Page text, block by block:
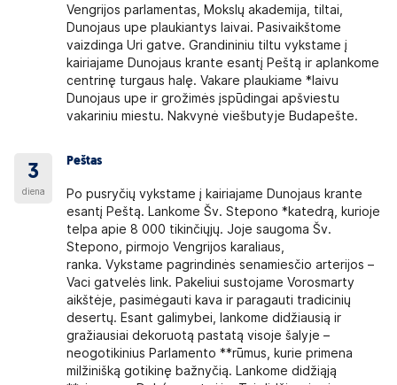
Vengrijos parlamentas, Mokslų akademija, tiltai,
Dunojaus upe plaukiantys laivai. Pasivaikštome
vaizdinga Uri gatve. Grandininiu tiltu vykstame į
kairiajame Dunojaus krante esantį Peštą ir aplankome
centrinę turgaus halę. Vakare plaukiame *laivu
Dunojaus upe ir grožimės įspūdingai apšviestu
vakariniu miestu. Nakvynė viešbutyje Budapešte.
3
diena
Peštas
Po pusryčių vykstame į kairiajame Dunojaus krante
esantį Peštą. Lankome Šv. Stepono *katedrą, kurioje
telpa apie 8 000 tikinčiųjų. Joje saugoma Šv.
Stepono, pirmojo Vengrijos karaliaus,
ranka. Vykstame pagrindinės senamiesčio arterijos –
Vaci gatvelės link. Pakeliui sustojame Vorosmarty
aikštėje, pasimėgauti kava ir paragauti tradicinių
desertų. Esant galimybei, lankome didžiausią ir
gražiausiai dekoruotą pastatą visoje šalyje –
neogotikinius Parlamento **rūmus, kurie primena
milžinišką gotikinę bažnyčią. Lankome didžiąją